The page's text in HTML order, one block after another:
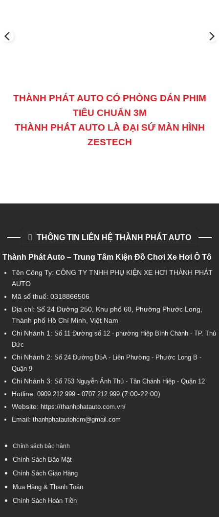
THÀNH PHÁT AUTO CÓ PHÒNG DÁN PHIM
TIÊU CHUẨN 3M
THÀNH PHÁT AUTO LÀ ĐẠI SỨ MÀN HÌNH
ZESTECH
THÔNG TIN LIÊN HỆ THÀNH PHÁT AUTO
Thành Phát Auto – Trung Tâm Kiện Đồ Chơi Xe Hơi Ô Tô
Tên Công Ty: CÔNG TY TNHH PHỤ KIỆN XE HƠI THÀNH PHÁT
AUTO
Mã số thuế: 0318866506
Địa chỉ: Số 24 Đường 250, Khu phố 60, Phường Phước Long,
Thành phố Hồ Chí Minh, Việt Nam
Chi Nhánh 1: Số 11 Đường số 12 - phường Hiệp Bình Chánh - TP. Thủ
Đức
Chi Nhánh 2: Số 24 Đường D5A - Liên Phường - Phước Long B -
Quận 9
Chi Nhánh 3: Số 753Nguyễn Ảnh Thủ - Tân Chánh Hiệp - Quận 12
Hotline: 0909.212.999- 0707.212.999(7:00-22:00)
Website: https://thanhphatauto.com.vn/
Email: thanhphatautohcm@gmail.com
Chính sách bảo hành
Chính Sách Bảo Mật
Chính Sách Giao Hàng
Mua Hàng & Thanh Toán
Chính Sách Hoàn Tiền